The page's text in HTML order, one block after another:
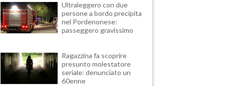
Ultraleggero con due
persone a bordo precipita
nel Pordenonese:
passeggero gravissimo
Ragazzina fa scoprire
presunto molestatore
seriale: denunciato un
60enne